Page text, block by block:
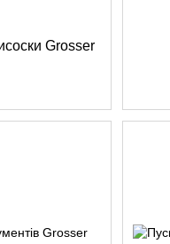
Grosser